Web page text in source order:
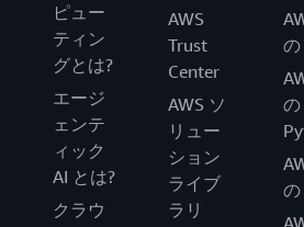
ピュー
ティン
グとは?
エージ
ェンテ
ィック
AI とは?
クラウ
AWS
Trust
Center
AWS ソ
リュー
ション
ライブ
ラリ
の
の
の